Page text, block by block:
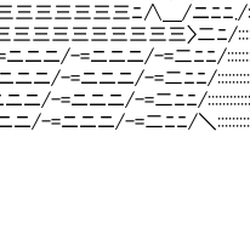
三三三三ﾆ∧＿/ニﾆﾆ./
三三三三三三三三〉二ﾆ/
ニ/-=ニニニ/-=二ﾆﾆ/
ニ/-=ニニニ/-=二ﾆﾆ/
/-=ニニニ/-=二ﾆﾆ/
/-=ニニニ/-=二ﾆﾆ/＼